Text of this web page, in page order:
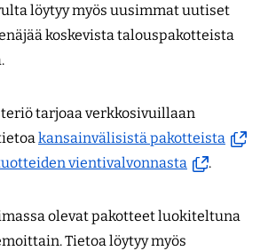
siirryt
löytyy myös uusimmat uutiset
koskevista talouspakotteista
tarjoaa verkkosivuillaan
kansainvälisistä pakotteista
siirryt
vientivalvonnasta (avautuu
ikkunaan,
.
olevat pakotteet luokiteltuna
Tietoa löytyy myös